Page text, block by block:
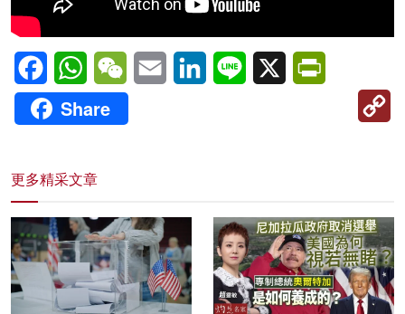
FacebookWhatsAppWeChatEmail LinkedInLine X
Share
更多精采文章